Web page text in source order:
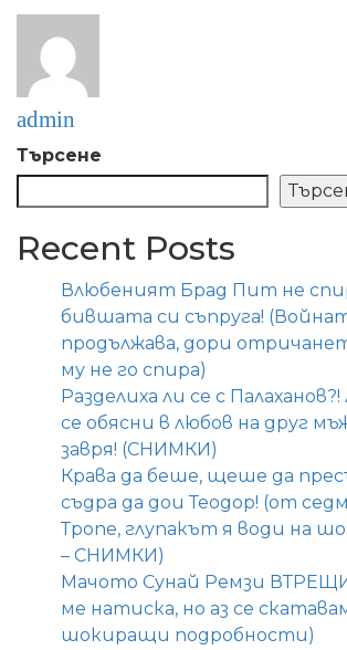
admin
Търсене
Recent Posts
Влюбеният Брад Пит не
бившата си съпруга!
продължава, дори
му не го спира)
Разделиха ли се с
се обясни в любов на друг
завря! (СНИМКИ)
Крава да беше, щеше да
съдра да дои Теодор! (от
Тропе, глупакът я води на
– СНИМКИ)
Мачото Сунай Ремзи
ме натиска, но аз се
шокиращи подробности)